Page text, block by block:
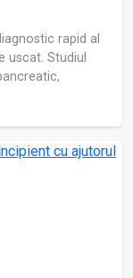
rapid al
uscat. Studiul